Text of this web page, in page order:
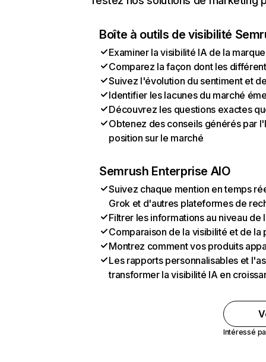
Boîte à outils de visibilité
Examiner la visibilité IA de la marque
Comparez la façon dont les
Suivez l'évolution du sentiment et
Identifier les lacunes du marché
Découvrez les questions exactes
Obtenez des conseils générés par
position sur le marché
Semrush Enterprise AIO
Suivez chaque mention en temps
Grok et d'autres plateformes de
Filtrer les informations au niveau
Comparaison de la visibilité et de
Montrez comment vos produits
Les rapports personnalisables et
transformer la visibilité IA en
Intéressé